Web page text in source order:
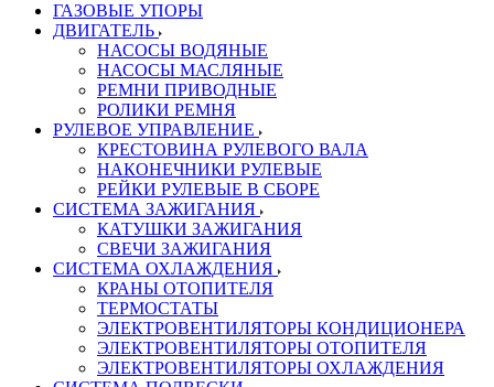
ГАЗОВЫЕ УПОРЫ
ДВИГАТЕЛЬ
НАСОСЫ ВОДЯНЫЕ
НАСОСЫ МАСЛЯНЫЕ
РЕМНИ ПРИВОДНЫЕ
РОЛИКИ РЕМНЯ
РУЛЕВОЕ УПРАВЛЕНИЕ
КРЕСТОВИНА РУЛЕВОГО ВАЛА
НАКОНЕЧНИКИ РУЛЕВЫЕ
РЕЙКИ РУЛЕВЫЕ В СБОРЕ
СИСТЕМА ЗАЖИГАНИЯ
КАТУШКИ ЗАЖИГАНИЯ
СВЕЧИ ЗАЖИГАНИЯ
СИСТЕМА ОХЛАЖДЕНИЯ
КРАНЫ ОТОПИТЕЛЯ
ТЕРМОСТАТЫ
ЭЛЕКТРОВЕНТИЛЯТОРЫ КОНДИЦИОНЕРА
ЭЛЕКТРОВЕНТИЛЯТОРЫ ОТОПИТЕЛЯ
ЭЛЕКТРОВЕНТИЛЯТОРЫ ОХЛАЖДЕНИЯ